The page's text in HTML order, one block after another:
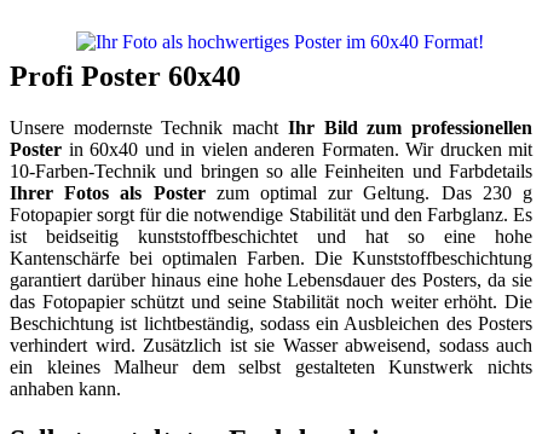
Profi Poster 60x40
Unsere modernste Technik macht Ihr Bild zum professionellen
Poster in 60x40 und in vielen anderen Formaten. Wir drucken mit
10-Farben-Technik und bringen so alle Feinheiten und Farbdetails
Ihrer Fotos als Posterzum optimal zur Geltung. Das 230 g
Fotopapier sorgt für die notwendige Stabilität und den Farbglanz. Es
ist beidseitig kunststoffbeschichtet und hat so eine hohe
Kantenschärfe bei optimalen Farben. Die Kunststoffbeschichtung
garantiert darüber hinaus eine hohe Lebensdauer des Posters, da sie
das Fotopapier schützt und seine Stabilität noch weiter erhöht. Die
Beschichtung ist lichtbeständig, sodass ein Ausbleichen des Posters
verhindert wird. Zusätzlich ist sie Wasser abweisend, sodass auch
ein kleines Malheur dem selbst gestalteten Kunstwerk nichts
anhaben kann.